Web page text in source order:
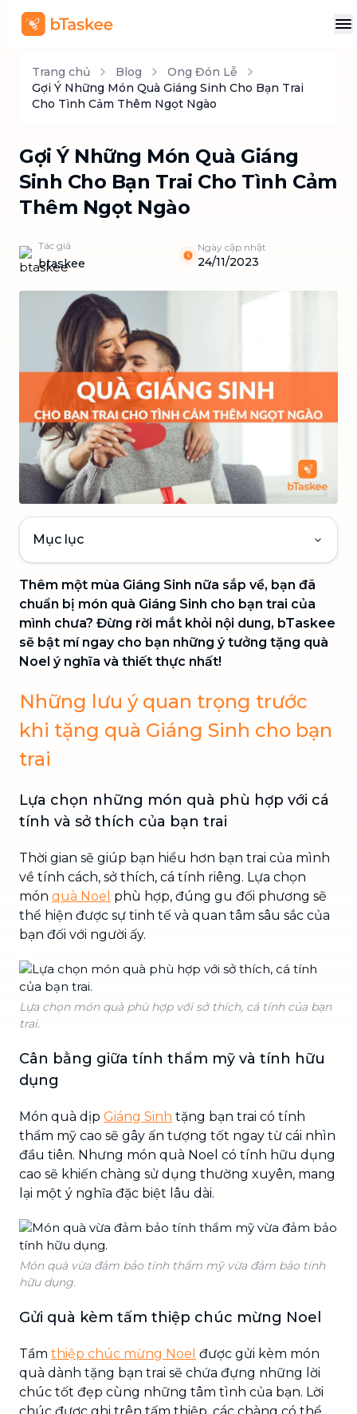
Trang chủ Blog
Ong Đón Lễ
Gợi Ý Những Món Quà Giáng Sinh Cho Bạn Trai
Cho Tình Cảm Thêm Ngọt Ngào
Gợi Ý Những Món Quà Giáng
Sinh Cho Bạn Trai Cho Tình Cảm
Thêm Ngọt Ngào
Tác giả
btaskee
Ngày cập nhật
24/11/2023
Mục lục
Thêm một mùa Giáng Sinh nữa sắp về, bạn đã
chuẩn bị món quà Giáng Sinh cho bạn trai của
mình chưa? Đừng rời mắt khỏi nội dung, bTaskee
sẽ bật mí ngay cho bạn những ý tưởng tặng quà
Noel ý nghĩa và thiết thực nhất!
Những lưu ý quan trọng trước
khi tặng quà Giáng Sinh cho bạn
trai
Lựa chọn những món quà phù hợp với cá
tính và sở thích của bạn trai
Thời gian sẽ giúp bạn hiểu hơn bạn trai của mình
về tính cách, sở thích, cá tính riêng. Lựa chọn
món quà Noel phù hợp, đúng gu đối phương sẽ
thể hiện được sự tinh tế và quan tâm sâu sắc của
bạn đối với người ấy.
Lựa chọn món quà phù hợp với sở thích, cá tính của bạn
trai.
Cân bằng giữa tính thẩm mỹ và tính hữu
dụng
Món quà dịp Giáng Sinh tặng bạn trai có tính
thẩm mỹ cao sẽ gây ấn tượng tốt ngay từ cái nhìn
đầu tiên. Nhưng món quà Noel có tính hữu dụng
cao sẽ khiến chàng sử dụng thường xuyên, mang
lại một ý nghĩa đặc biệt lâu dài.
Món quà vừa đảm bảo tính thẩm mỹ vừa đảm bảo tính
hữu dụng.
Gửi quà kèm tấm thiệp chúc mừng Noel
Tầm thiệp chúc mừng Noel được gửi kèm món
quà dành tặng bạn trai sẽ chứa đựng những lời
chúc tốt đẹp cùng những tâm tình của bạn. Lời
chúc được ghi trên tấm thiệp, các chàng có thể